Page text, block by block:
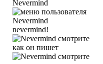
Nevermind
nevermind!